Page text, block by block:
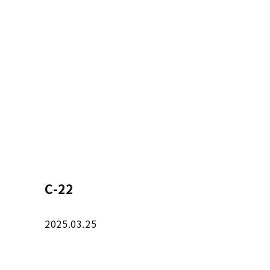
C-22
2025.03.25